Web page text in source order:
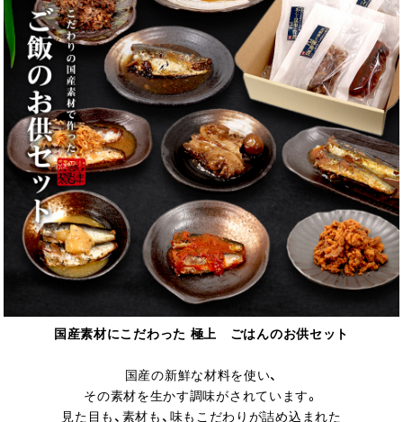
国産素材にこだわった 極上 ごはんのお供セット
国産の新鮮な材料を使い、
その素材を生かす調味がされています。
見た目も、素材も、味もこだわりが詰め込まれた